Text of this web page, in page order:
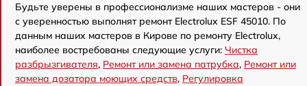
Будьте уверены в профессионализме наших мастеров - они
с уверенностью выполнят ремонт Electrolux ESF 45010. По
данным наших мастеров в Кирове по ремонту Electrolux,
наиболее востребованы следующие услуги: Чистка
разбрызгивателя, Ремонт или замена патрубка, Ремонт или
замена дозатора моющих средств, Регулировка